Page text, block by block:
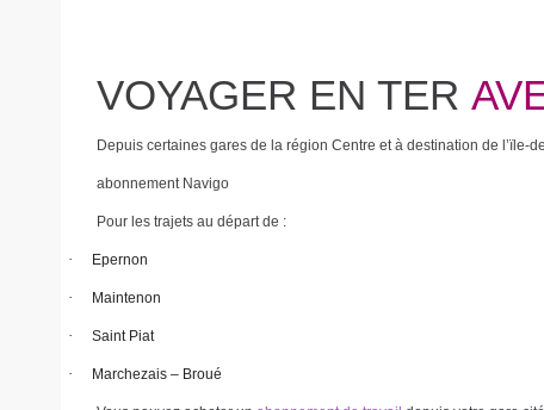
VOYAGER EN TER
Depuis certaines gares de la région Centre et à destination de
abonnement Navigo
Pour les trajets au départ de :
· Epernon
· Maintenon
· Saint Piat
· Marchezais – Broué